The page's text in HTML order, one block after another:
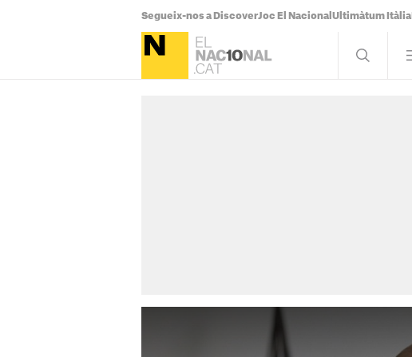
Segueix-nos a DiscoverJoc El Nacional Ultimàtum Itàlia